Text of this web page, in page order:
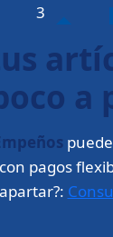
3
a
pagos